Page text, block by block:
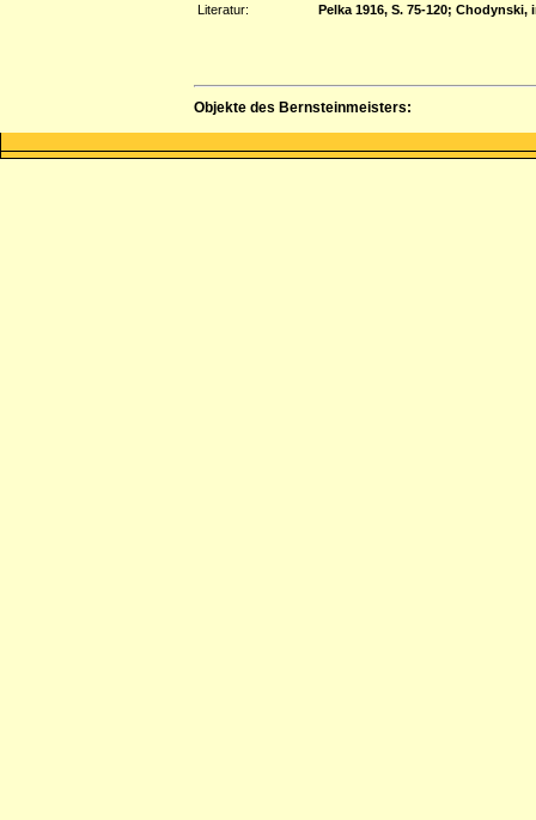
Literatur:
Pelka 1916, S. 75-120;
Objekte des Bernsteinmeisters: